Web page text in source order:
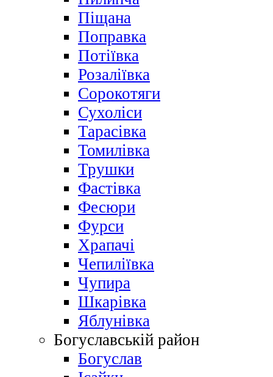
Піщана
Поправка
Потіївка
Розаліївка
Сорокотяги
Сухоліси
Тарасівка
Томилівка
Трушки
Фастівка
Фесюри
Фурси
Храпачі
Чепиліївка
Чупира
Шкарівка
Яблунівка
Богуславській район
Богуслав